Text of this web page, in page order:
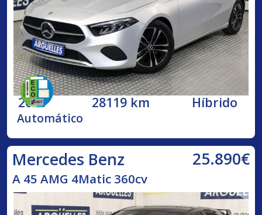
2023 28119 km Híbrido
Automático
Mercedes Benz 25.890€
A 45 AMG 4Matic 360cv